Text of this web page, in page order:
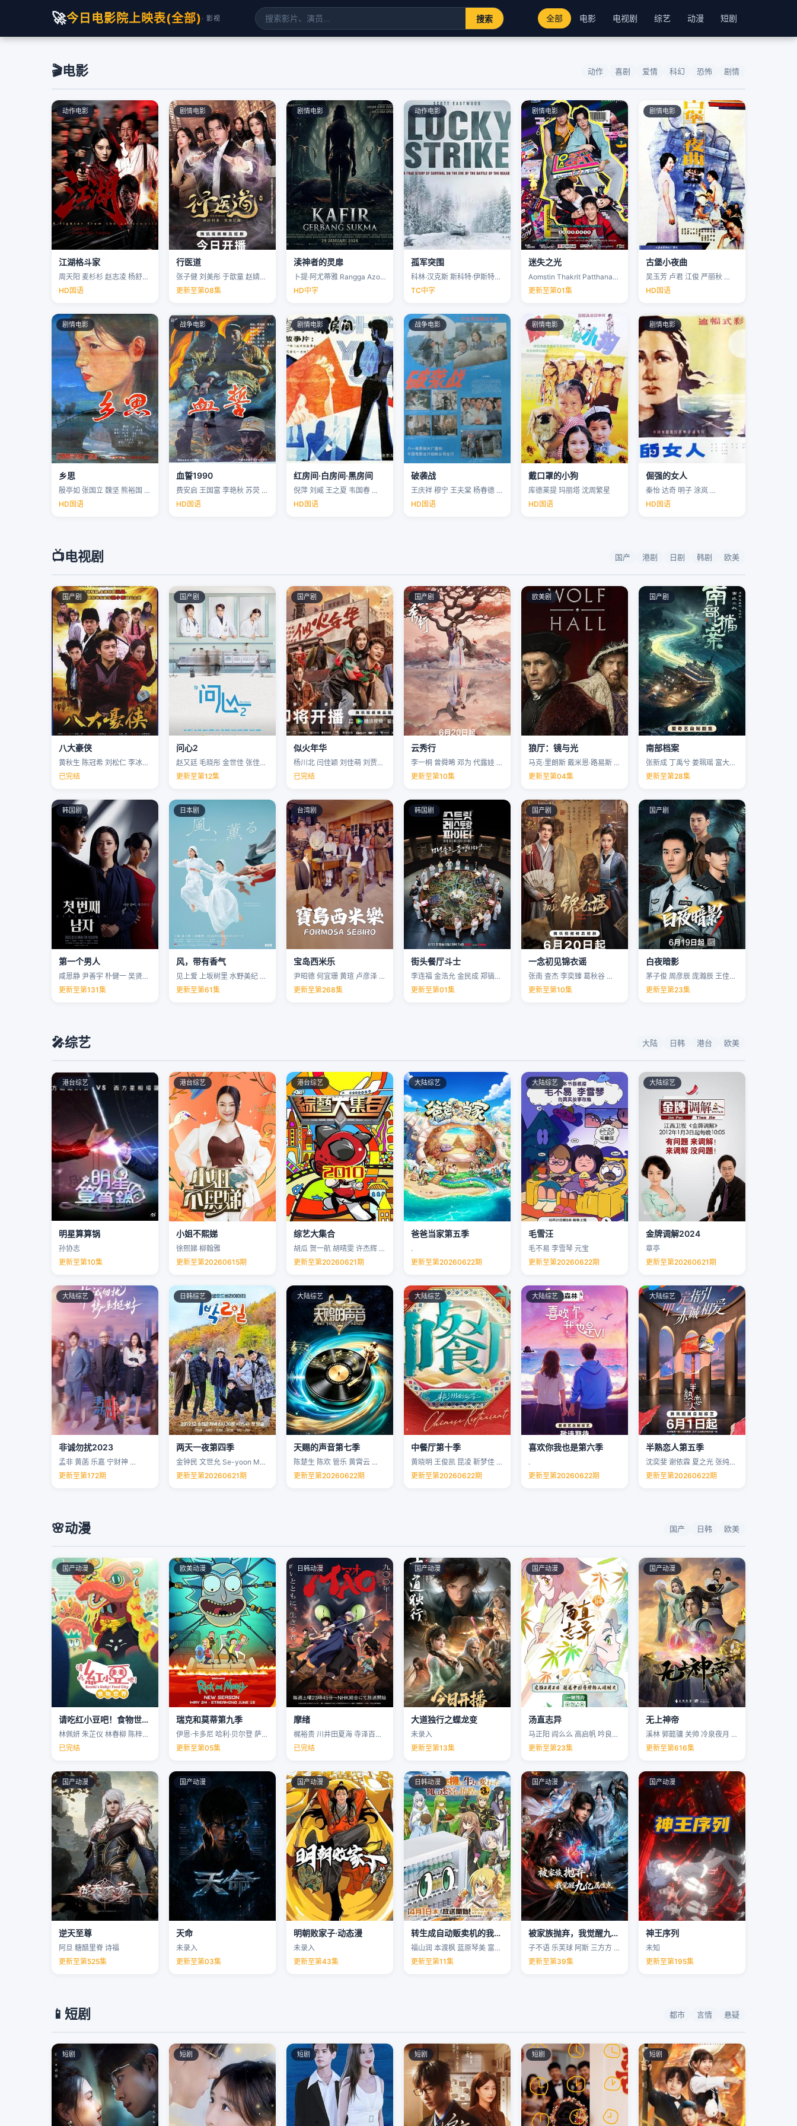
🚀今日电影院上映表(全部) · 影视 搜索 全部 电影 电视剧 综艺 动漫 短剧
🎬电影 动作 喜剧 爱情 科幻 恐怖 剧情
动作电影
江湖格斗家
周天阳 麦杉杉 赵志凌 杨舒米 …
HD国语
剧情电影
行医道
张子健 刘美彤 于歆童 赵婧祎 …
更新至第08集
剧情电影
渎神者的灵扉
卜提·阿尤蒂雅 Rangga Azof Nadya …
HD中字
动作电影
孤军突围
科林·汉克斯 斯科特·伊斯特伍德 安洁纽·艾莉丝-泰勒 泰勒·约翰·史密斯 …
TC中字
剧情电影
迷失之光
Aomstin Thakrit Patthanaworakit
更新至第01集
剧情电影
古堡小夜曲
吴玉芳 卢君 江俊 严丽秋 …
HD国语
剧情电影
乡思
殷亭如 张国立 魏坚 熊裕国 …
HD国语
战争电影
血誓1990
费安启 王国富 李艳秋 苏荧 …
HD国语
剧情电影
红房间·白房间·黑房间
倪萍 刘威 王之夏 韦国春 …
HD国语
战争电影
破袭战
王庆祥 穆宁 王夫棠 杨春德 …
HD国语
剧情电影
戴口罩的小狗
库德莱提 玛丽塔 沈周繁星
HD国语
剧情电影
倔强的女人
秦怡 达奇 明子 涂岚 …
HD国语
📺电视剧 国产 港剧 日剧 韩剧 欧美
国产剧
八大豪侠
黄秋生 陈冠希 刘松仁 李冰冰 …
已完结
国产剧
问心2
赵又廷 毛晓彤 金世佳 张佳宁 …
更新至第12集
国产剧
似火年华
杨川北 闫佳颖 刘佳萌 刘贾玺 …
已完结
国产剧
云秀行
李一桐 曾舜晞 邓为 代露娃 …
更新至第10集
欧美剧
狼厅：镜与光
马克·里朗斯 戴米恩·路易斯 凯特·菲利普斯 托马斯·布罗迪-桑斯特 …
更新至第04集
国产剧
南部档案
张新成 丁禹兮 姜珮瑶 富大龙 …
更新至第28集
韩国剧
第一个男人
咸恩静 尹善宇 朴健一 吴贤庆 …
更新至第131集
日本剧
风，带有香气
见上爱 上坂树里 水野美纪 早坂美海 …
更新至第61集
台湾剧
宝岛西米乐
尹昭德 何宜珊 黄瑄 卢彦泽 …
更新至第268集
韩国剧
街头餐厅斗士
李连福 金浩允 金民成 郑镐泳 …
更新至第01集
国产剧
一念初见锦衣谣
张南 查杰 李奕臻 葛秋谷 …
更新至第10集
国产剧
白夜暗影
茅子俊 周彦辰 庞瀚辰 王佳宇 …
更新至第23集
🎤综艺 大陆 日韩 港台 欧美
港台综艺
明星算算锅
孙协志
更新至第10集
港台综艺
小姐不熙娣
徐熙娣 柳翰雅
更新至第20260615期
港台综艺
综艺大集合
胡瓜 贺一航 胡晴雯 许杰辉 …
更新至第20260621期
大陆综艺
爸爸当家第五季
.
更新至第20260622期
大陆综艺
毛雪汪
毛不易 李雪琴 元宝
更新至第20260622期
大陆综艺
金牌调解2024
章亭
更新至第20260621期
大陆综艺
非诚勿扰2023
孟非 黄菡 乐嘉 宁财神 …
更新至第172期
日韩综艺
两天一夜第四季
金钟民 文世允 Se-yoon Moon …
更新至第20260621期
大陆综艺
天赐的声音第七季
陈楚生 陈欢 管乐 黄霄云 …
更新至第20260622期
大陆综艺
中餐厅第十季
黄晓明 王俊凯 昆凌 靳梦佳 …
更新至第20260622期
大陆综艺
喜欢你我也是第六季
.
更新至第20260622期
大陆综艺
半熟恋人第五季
沈奕斐 谢依霖 夏之光 张纯烨 …
更新至第20260622期
🌸动漫 国产 日韩 欧美
国产动漫
请吃红小豆吧！食物世界第一季
林佩妍 朱芷仪 林春柳 陈梓聪 …
已完结
欧美动漫
瑞克和莫蒂第九季
伊恩·卡多尼 哈利·贝尔登 萨拉·乔克 克里斯·帕内尔 …
更新至第05集
日韩动漫
摩绪
梶裕贵 川井田夏海 寺泽百花 下野纮 …
已完结
国产动漫
大道独行之蝶龙变
未录入
更新至第13集
国产动漫
汤直志异
马正阳 阎么么 高启帆 吟良犬 …
更新至第23集
国产动漫
无上神帝
溪林 郭懿骧 关帅 冷泉夜月 …
更新至第616集
国产动漫
逆天至尊
阿旦 糖醋里脊 诗福
更新至第525集
国产动漫
天命
未录入
更新至第03集
国产动漫
明朝败家子·动态漫
未录入
更新至第43集
日韩动漫
转生成自动贩卖机的我今天也在迷宫徘徊第三季
福山润 本渡枫 蓝原琴美 富田美忧 …
更新至第11集
国产动漫
被家族抛弃，我觉醒九亿属性点
子不语 乐芙球 阿斯 三方方 …
更新至第39集
国产动漫
神王序列
未知
更新至第195集
📱 短剧 都市 言情 悬疑
短剧 短剧 短剧 短剧 短剧 短剧